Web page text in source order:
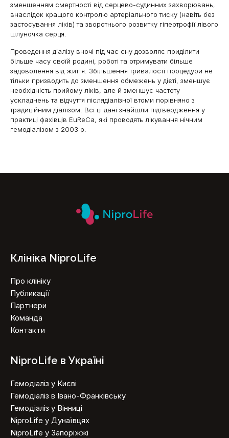
зменшенням смертності від серцево-судинних захворювань,
внаслідок кращого контролю артеріального тиску (навіть без
застосування ліків) та зворотнього розвитку гіпертрофії лівого
шлуночка серця.
Проведення діалізу вночі під час сну дозволяє приділити
більше часу своїй родині, роботі та отримувати більше
задоволення від життя. Збільшення тривалості процедури не
тільки призводить до зменшення обмежень у дієті, зменшує
необхідність прийому ліків, але й зменшує частоту
ускладнень та відчуття післядіалізної втоми порівняно з
традиційним діалізом. Всі ці дані знайшли підтвердження у
практиці фахівців EuReCa, які проводять лікування нічним
гемодіалізом з 2003 р.
Клініка NiproLife
Про клініку
Публикації
Партнери
Команда
Контакти
NiproLife в Україні
Гемодіаліз у Києві
Гемодіаліз в Івано-Франківську
Гемодіаліз у Вінниці
NiproLife у Дунаївцях
NiproLife у Запоріжжі